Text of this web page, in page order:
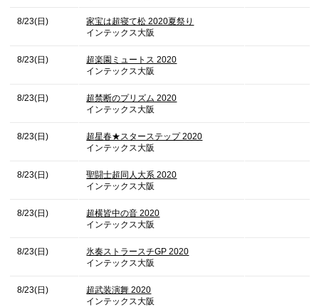
8/23(日)
家宝は超寝て松 2020夏祭り
インテックス大阪
8/23(日)
超楽園ミュートス 2020
インテックス大阪
8/23(日)
超禁断のプリズム 2020
インテックス大阪
8/23(日)
超星春★スターステップ 2020
インテックス大阪
8/23(日)
聖闘士超同人大系 2020
インテックス大阪
8/23(日)
超横皆中の音 2020
インテックス大阪
8/23(日)
氷奏ストラースチGP 2020
インテックス大阪
8/23(日)
超武装演舞 2020
インテックス大阪